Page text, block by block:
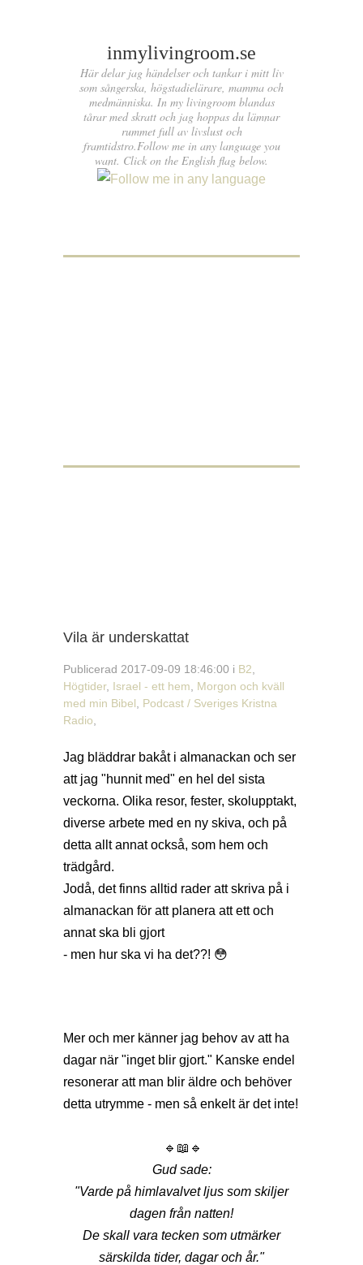
inmylivingroom.se
Här delar jag händelser och tankar i mitt liv
som sångerska, högstadielärare, mamma och
medmänniska. In my livingroom blandas
tårar med skratt och jag hoppas du lämnar
rummet full av livslust och
framtidstro.Follow me in any language you
want. Click on the English flag below.
Vila är underskattat
Publicerad 2017-09-09 18:46:00 i B2
Högtider, Israel - ett hem
Morgon och kväll
med min Bibel
Podcast / Sveriges Kristna
Radio
Jag bläddrar bakåt i almanackan och ser
att jag "hunnit med" en hel del sista
veckorna. Olika resor, fester, skolupptakt,
diverse arbete med en ny skiva, och på
detta allt annat också, som hem och
trädgård.
Jodå, det finns alltid rader att skriva på i
almanackan för att planera att ett och
annat ska bli gjort
- men hur ska vi ha det??! 😳
Mer och mer känner jag behov av att ha
dagar när "inget blir gjort." Kanske endel
resonerar att man blir äldre och behöver
detta utrymme - men så enkelt är det inte!
🔹📖🔹
Gud sade:
"Varde på himlavalvet ljus som skiljer
dagen från natten!
De skall vara tecken som utmärker
särskilda tider, dagar och år."